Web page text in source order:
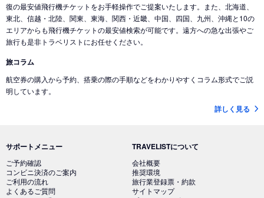
復の最安値飛行機チケットをお手軽操作でご提案いたします。また、北海道、
東北、信越・北陸、関東、東海、関西・近畿、中国、四国、九州、沖縄と10の
エリアからも飛行機チケットの最安値検索が可能です。遠方への急な出張やご
旅行も是非トラベリストにお任せください。
旅コラム
航空券の購入から予約、搭乗の際の手順などをわかりやすくコラム形式でご説
明しています。
詳しく見る
サポートメニュー
ご予約確認
コンビニ決済のご案内
ご利用の流れ
よくあるご質問
TRAVELISTについて
会社概要
推奨環境
旅行業登録票・約款
サイトマップ